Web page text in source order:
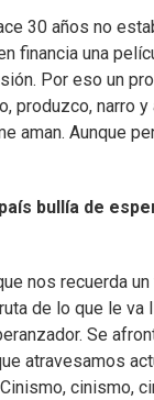
30 años no
financia una
Por eso un
produzco, narro
aman. Aunque
bullía de
nos recuerda
de lo que le
Se
atravesamos
cinismo,